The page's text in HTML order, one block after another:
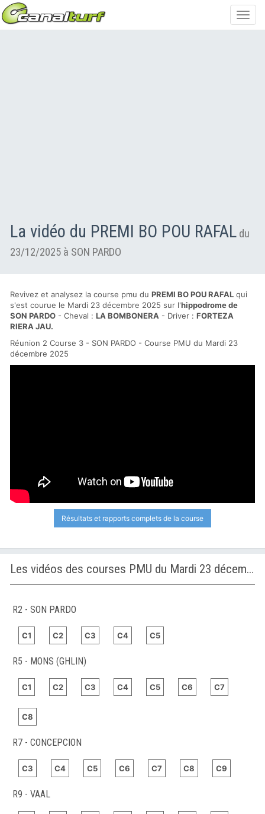
La vidéo du PREMI BO POU RAFAL du
23/12/2025 à SON PARDO
Revivez et analysez la course pmu du PREMI BO POU RAFAL qui
s'est courue le Mardi 23 décembre 2025 sur l'hippodrome de
SON PARDO - Cheval : LA BOMBONERA - Driver : FORTEZA
RIERA JAU.
Réunion 2 Course 3 - SON PARDO - Course PMU du Mardi 23
décembre 2025
Résultats et rapports complets de la course
Les vidéos des courses PMU du Mardi 23 décembre 2025
R2 - SON PARDO
C1 C2 C3 C4 C5
R5 - MONS (GHLIN)
C1 C2 C3 C4 C5 C6 C7
C8
R7 - CONCEPCION
C3 C4 C5 C6 C7 C8 C9
R9 - VAAL